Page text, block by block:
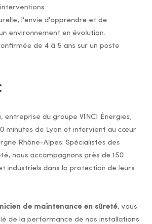
l'envie d'apprendre et de
environnement en évolution.
de 4 à 5 ans sur un poste
entreprise du groupe VINCI Énergies,
minutes de Lyon et intervient au cœur
Rhône-Alpes. Spécialistes des
nous accompagnons près de 150
industriels dans la protection de leurs
de maintenance en sûreté, vous
de la performance de nos installations